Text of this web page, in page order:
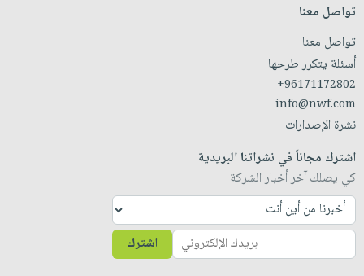
تواصل معنا
تواصل معنا
أسئلة يتكرر طرحها
+96171172802
info@nwf.com
نشرة الإصدارات
اشترك مجاناً في نشراتنا البريدية
كي يصلك آخر أخبار الشركة
اشترك